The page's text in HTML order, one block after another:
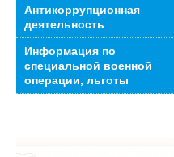
Антикоррупционная
деятельность
Информация по
специальной военной
операции, льготы